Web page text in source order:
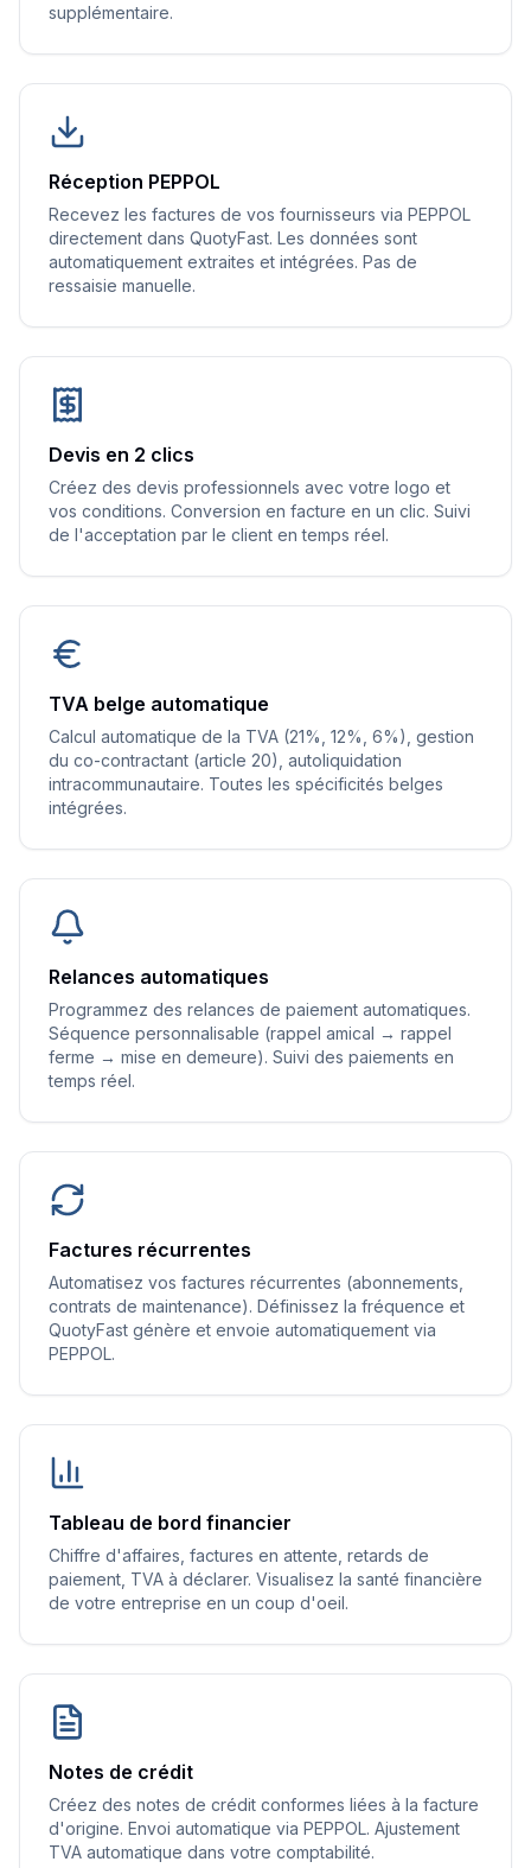
supplémentaire.
Réception PEPPOL
Recevez les factures de vos fournisseurs via PEPPOL
directement dans QuotyFast. Les données sont
automatiquement extraites et intégrées. Pas de
ressaisie manuelle.
Devis en 2 clics
Créez des devis professionnels avec votre logo et
vos conditions. Conversion en facture en un clic. Suivi
de l'acceptation par le client en temps réel.
TVA belge automatique
Calcul automatique de la TVA (21%, 12%, 6%), gestion
du co-contractant (article 20), autoliquidation
intracommunautaire. Toutes les spécificités belges
intégrées.
Relances automatiques
Programmez des relances de paiement automatiques.
Séquence personnalisable (rappel amical → rappel
ferme → mise en demeure). Suivi des paiements en
temps réel.
Factures récurrentes
Automatisez vos factures récurrentes (abonnements,
contrats de maintenance). Définissez la fréquence et
QuotyFast génère et envoie automatiquement via
PEPPOL.
Tableau de bord financier
Chiffre d'affaires, factures en attente, retards de
paiement, TVA à déclarer. Visualisez la santé financière
de votre entreprise en un coup d'oeil.
Notes de crédit
Créez des notes de crédit conformes liées à la facture
d'origine. Envoi automatique via PEPPOL. Ajustement
TVA automatique dans votre comptabilité.